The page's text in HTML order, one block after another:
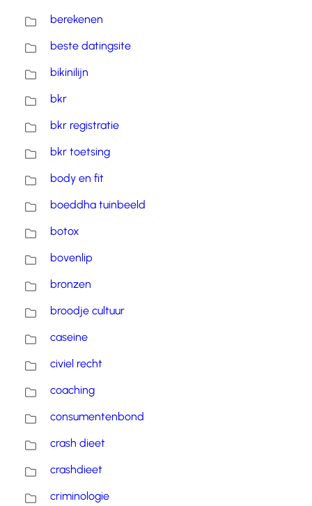
berekenen
beste datingsite
bikinilijn
bkr
bkr registratie
bkr toetsing
body en fit
boeddha tuinbeeld
botox
bovenlip
bronzen
broodje cultuur
caseine
civiel recht
coaching
consumentenbond
crash dieet
crashdieet
criminologie